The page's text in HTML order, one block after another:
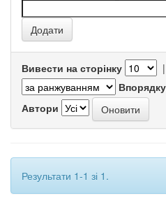
Вивести на сторінку |
Автори
Результати 1-1 зі 1.